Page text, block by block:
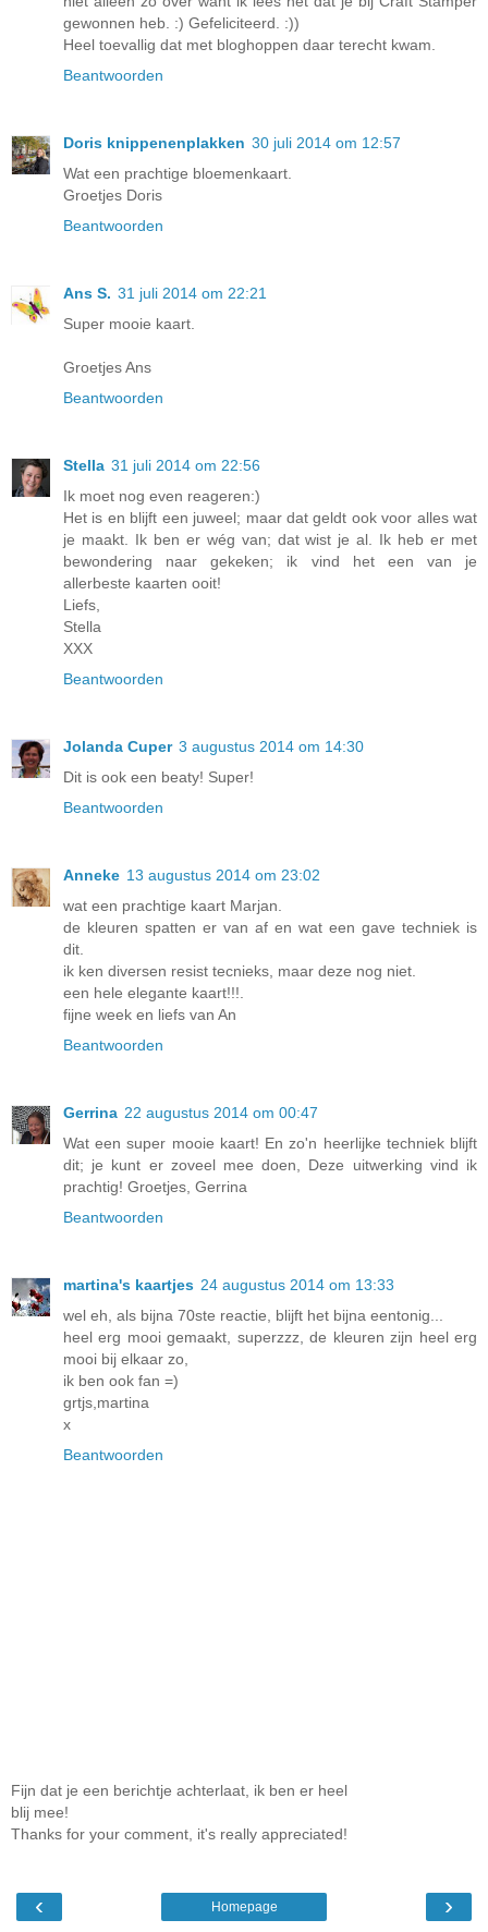
gewonnen heb. :) Gefeliciteerd. :))
Heel toevallig dat met bloghoppen daar terecht kwam.
Beantwoorden
Doris knippenenplakken 30 juli 2014 om 12:57
Wat een prachtige bloemenkaart.
Groetjes Doris
Beantwoorden
Ans S. 31 juli 2014 om 22:21
Super mooie kaart.
Groetjes Ans
Beantwoorden
Stella 31 juli 2014 om 22:56
Ik moet nog even reageren:)
Het is en blijft een juweel; maar dat geldt ook voor alles wat
je maakt. Ik ben er wég van; dat wist je al. Ik heb er met
bewondering naar gekeken; ik vind het een van je
allerbeste kaarten ooit!
Liefs,
Stella
XXX
Beantwoorden
Jolanda Cuper 3 augustus 2014 om 14:30
Dit is ook een beaty! Super!
Beantwoorden
Anneke 13 augustus 2014 om 23:02
wat een prachtige kaart Marjan.
de kleuren spatten er van af en wat een gave techniek is
dit.
ik ken diversen resist tecnieks, maar deze nog niet.
een hele elegante kaart!!!.
fijne week en liefs van An
Beantwoorden
Gerrina 22 augustus 2014 om 00:47
Wat een super mooie kaart! En zo'n heerlijke techniek blijft
dit; je kunt er zoveel mee doen, Deze uitwerking vind ik
prachtig! Groetjes, Gerrina
Beantwoorden
martina's kaartjes 24 augustus 2014 om 13:33
wel eh, als bijna 70ste reactie, blijft het bijna eentonig...
heel erg mooi gemaakt, superzzz, de kleuren zijn heel erg
mooi bij elkaar zo,
ik ben ook fan =)
grtjs,martina
x
Beantwoorden
Fijn dat je een berichtje achterlaat, ik ben er heel
blij mee!
Thanks for your comment, it's really appreciated!
‹ ›
Homepage